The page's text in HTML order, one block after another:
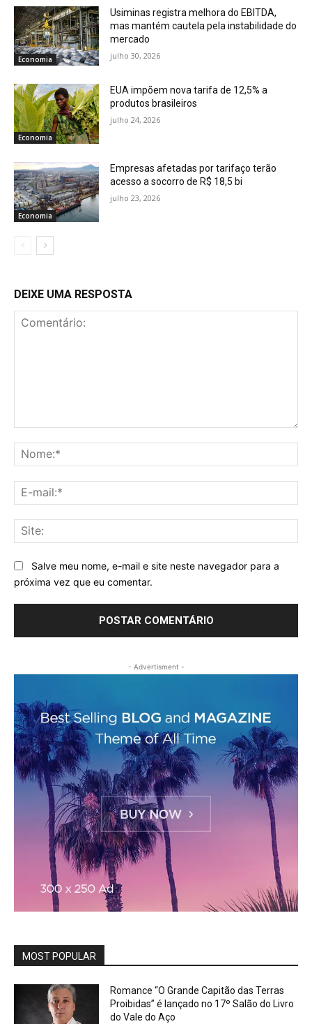
Economia
Usiminas registra melhora do EBITDA,
mas mantém cautela pela instabilidade do
mercado
julho 30, 2026
Economia
EUA impõem nova tarifa de 12,5% a
produtos brasileiros
julho 24, 2026
Economia
Empresas afetadas por tarifaço terão
acesso a socorro de R$ 18,5 bi
julho 23, 2026
DEIXE UMA RESPOSTA
Salve meu nome, e-mail e site neste navegador para a
próxima vez que eu comentar.
- Advertisment -
MOST POPULAR
Romance “O Grande Capitão das Terras
Proibidas” é lançado no 17º Salão do Livro
do Vale do Aço